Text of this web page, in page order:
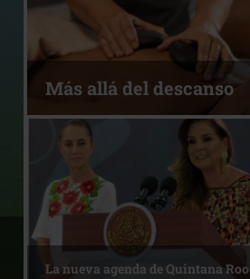
Más allá del descanso
La nueva agenda de Quintana Roo